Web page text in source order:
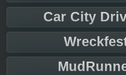
Car City